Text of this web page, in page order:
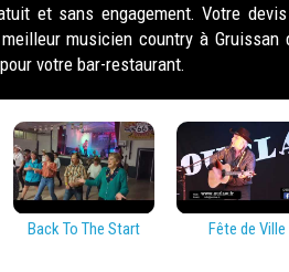
et sans engagement. Votre
musicien country à
votre bar-restaurant.
Back To The Start Fête de Ville